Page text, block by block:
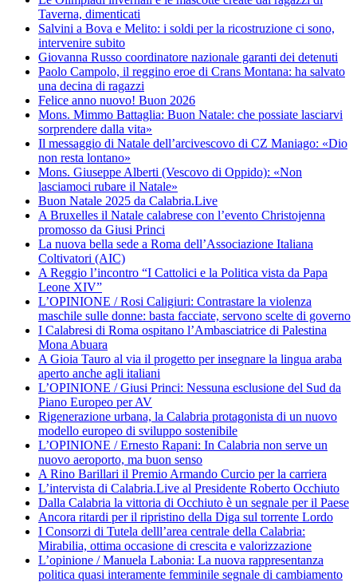
Taverna, dimenticati
Salvini a Bova e Melito: i soldi per la ricostruzione ci sono,
intervenire subito
Giovanna Russo coordinatore nazionale garanti dei detenuti
Paolo Campolo, il reggino eroe di Crans Montana: ha salvato
una decina di ragazzi
Felice anno nuovo! Buon 2026
Mons. Mimmo Battaglia: Buon Natale: che possiate lasciarvi
sorprendere dalla vita»
Il messaggio di Natale dell’arcivescovo di CZ Maniago: «Dio
non resta lontano»
Mons. Giuseppe Alberti (Vescovo di Oppido): «Non
lasciamoci rubare il Natale»
Buon Natale 2025 da Calabria.Live
A Bruxelles il Natale calabrese con l’evento Christojenna
promosso da Giusi Princi
La nuova bella sede a Roma dell’Associazione Italiana
Coltivatori (AIC)
A Reggio l’incontro “I Cattolici e la Politica vista da Papa
Leone XIV”
L’OPINIONE / Rosi Caligiuri: Contrastare la violenza
maschile sulle donne: basta facciate, servono scelte di governo
I Calabresi di Roma ospitano l’Ambasciatrice di Palestina
Mona Abuara
A Gioia Tauro al via il progetto per insegnare la lingua araba
aperto anche agli italiani
L’OPINIONE / Giusi Princi: Nessuna esclusione del Sud da
Piano Europeo per AV
Rigenerazione urbana, la Calabria protagonista di un nuovo
modello europeo di sviluppo sostenibile
L’OPINIONE / Ernesto Rapani: In Calabria non serve un
nuovo aeroporto, ma buon senso
A Rino Barillari il Premio Armando Curcio per la carriera
L’intervista di Calabria.Live al Presidente Roberto Occhiuto
Dalla Calabria la vittoria di Occhiuto è un segnale per il Paese
Ancora ritardi per il ripristino della Diga sul torrente Lordo
I Consorzi di Tutela delll’area centrale della Calabria:
Mirabilia, ottima occasione di crescita e valorizzazione
L’opinione / Manuela Labonia: La nuova rappresentanza
politica quasi interamente femminile segnale di cambiamento